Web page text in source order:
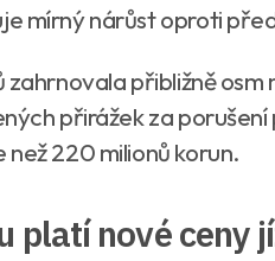
mírný nárůst oproti
přibližně
přirážek za
220 milionů korun.
platí nové ceny